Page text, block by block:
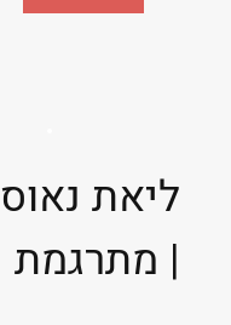
ליאת נאוס
| מתרגמת